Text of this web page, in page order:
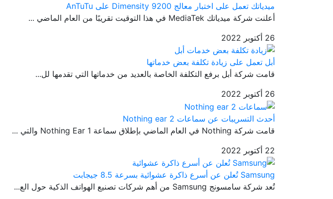
ميدياتك تعمل على اختبار معالج Dimensity 9200 على AnTuTu
أعلنت شركة ميدياتك MediaTek في هذا التوقيت تقريبًا من العام الماضي ...
26 أكتوبر 2022
أبل تعمل على زيادة تكلفة بعض خدماتها
قامت شركة أبل برفع التكلفة الخاصة بالعديد من خدماتها التي تقدمها لل...
26 أكتوبر 2022
أحدث التسريبات عن سماعات Nothing ear 2
قامت شركة Nothing في العام الماضي بإطلاق سماعة Nothing Ear 1 والتي ...
22 أكتوبر 2022
Samsung تُعلن عن أسرع ذاكرة عشوائية بسرعة 8.5 جيجابت
تُعد شركة سامسونج Samsung من أهم شركات تصنيع الهواتف الذكية حول الع...